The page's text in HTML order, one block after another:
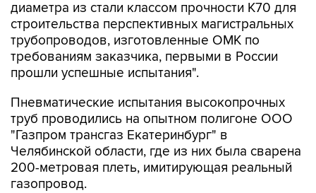
диаметра из стали классом прочности К70 для
строительства перспективных магистральных
трубопроводов, изготовленные ОМК по
требованиям заказчика, первыми в России
прошли успешные испытания".
Пневматические испытания высокопрочных
труб проводились на опытном полигоне ООО
"Газпром трансгаз Екатеринбург" в
Челябинской области, где из них была сварена
200-метровая плеть, имитирующая реальный
газопровод.